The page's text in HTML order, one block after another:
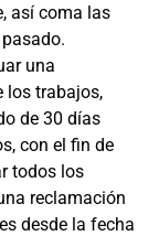
así coma las
una
los trabajos,
de 30 días
con el fin de
todos los
reclamación
desde la fecha